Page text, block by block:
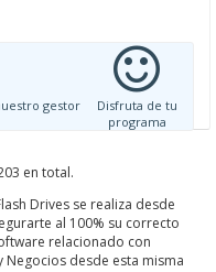
gestor
Disfruta de tu
programa
en total.
Drives se realiza desde
al 100% su correcto
relacionado con
Negocios desde esta misma